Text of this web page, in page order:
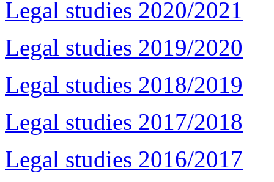
Legal studies 2020/2021
Legal studies 2019/2020
Legal studies 2018/2019
Legal studies 2017/2018
Legal studies 2016/2017